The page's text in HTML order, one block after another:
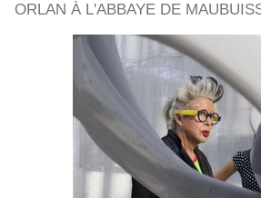
ORLAN À L'ABBAYE DE